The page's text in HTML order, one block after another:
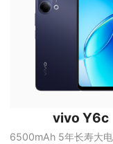
vivo Y6c